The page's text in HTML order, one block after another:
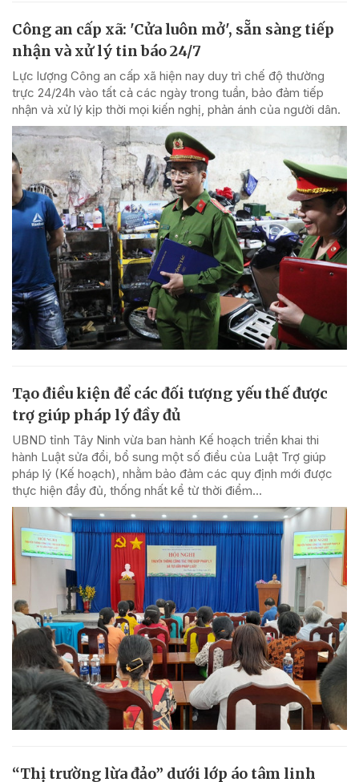
Công an cấp xã: 'Cửa luôn mở', sẵn sàng tiếp
nhận và xử lý tin báo 24/7
Lực lượng Công an cấp xã hiện nay duy trì chế độ thường
trực 24/24h vào tất cả các ngày trong tuần, bảo đảm tiếp
nhận và xử lý kịp thời mọi kiến nghị, phản ánh của người dân.
Tạo điều kiện để các đối tượng yếu thế được
trợ giúp pháp lý đầy đủ
UBND tỉnh Tây Ninh vừa ban hành Kế hoạch triển khai thi
hành Luật sửa đổi, bổ sung một số điều của Luật Trợ giúp
pháp lý (Kế hoạch), nhằm bảo đảm các quy định mới được
thực hiện đầy đủ, thống nhất kể từ thời điểm...
“Thị trường lừa đảo” dưới lớp áo tâm linh